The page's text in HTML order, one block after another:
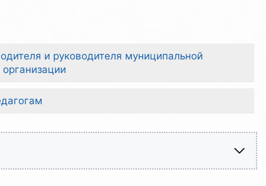
и руководителя муниципальной